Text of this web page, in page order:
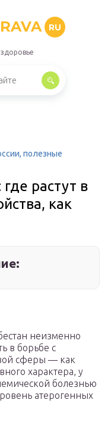
RU
полезные
растут в
как
неизменно
в борьбе с
сферы — как
характера, у
болезнью
атерогенных